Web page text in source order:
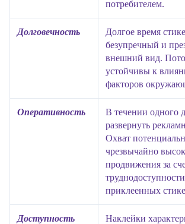
потребителем.
Долговечность
Долгое время
безупречный и
внешний вид.
устойчивы к
факторов
Оперативность
В течении одного
развернуть
Охват
чрезвычайно
продвижения за
приклеенных
Доступность
Наклейки